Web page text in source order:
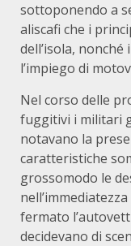
sottoponendo a
aliscafi che i
dell’isola,
l’impiego di
Nel corso delle
fuggitivi i militari
notavano la
caratteristiche
grossomodo le
fermato
decidevano di